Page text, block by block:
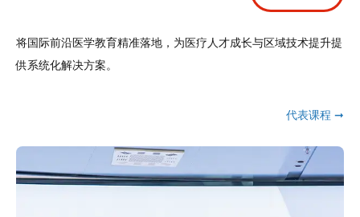
将国际前沿医学教育精准落地，为医疗人才成长与区域技术提升提
供系统化解决方案。
代表课程 ➞